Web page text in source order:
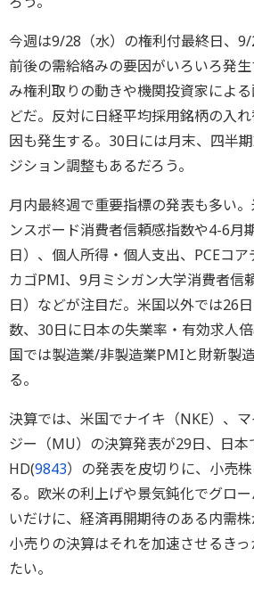
今週は9/28（水）の権利付最終日、
前後の需給絡みの要因がいろいろ発
み権利取りの動きや機関投資家によ
どだ。反対に日経平均採用銘柄の入
因も発生する。30日には月末、四半
ジション調整もあるだろう。
月内最終週で重要指標の発表も多い
ンスボード消費者信頼感指数や4-6月
日）、個人所得・個人支出、PCEコ
カゴPMI、9月ミシガン大学消費者信
日）などが注目だ。米国以外では26
数、30日に日本の失業率・有効求人
国では製造業/非製造業PMIと財新製
る。
決算では、米国でナイキ（NKE）、
ジー（MU）の決算発表が29日、日本
HD(9843）の発表を皮切りに、小売
る。欧米の利上げや景気鈍化でグロ
いだけに、経済再開期待のある内需株
小売りの決算はそれを加速させるき
たい。